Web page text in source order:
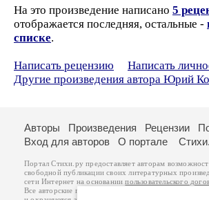
На это произведение написано 5
отображается последняя, остальные -
списке.
Написать рецензию
Написать
Другие произведения автора Юрий
Авторы Произведения Рецензии
Вход для авторов
О портале
Портал Стихи.ру предоставляет авторам
свободной публикации своих литературных
сети Интернет на основаниипользовательского
Все авторские права на произведения принадлежат